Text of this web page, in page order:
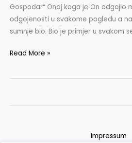
Gospodar“ Onaj koga je On odgojio
odgojenosti u svakome pogledu a
sumnje bio. Bio je primjer u svakom
Read More »
Impressum